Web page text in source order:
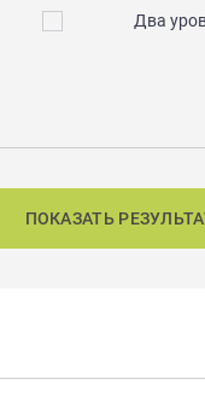
Два
ПОКАЗАТЬ